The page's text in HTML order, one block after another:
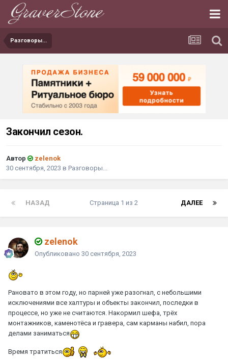
Разговоры...
Закончил сезон.
Автор
zelenok
30 сентября, 2023 в Разговоры...
НАЗАД ДАЛЕЕ
Страница 1 из 2
zelenok
Опубликовано 30 сентября, 2023
Рановато в этом году, но парней уже разогнал, с небольшими
исключениями все халтуры и объекты закончил, последки в
процессе, но уже не считаются. Накормил шефа, трёх
монтажников, каменотёса и гравера, сам карманы набил, пора
делами заниматься
Время тратиться